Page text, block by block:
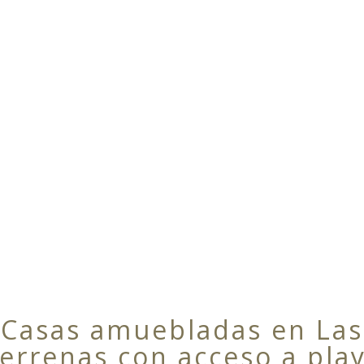
Casas amuebladas en Las
con acceso a